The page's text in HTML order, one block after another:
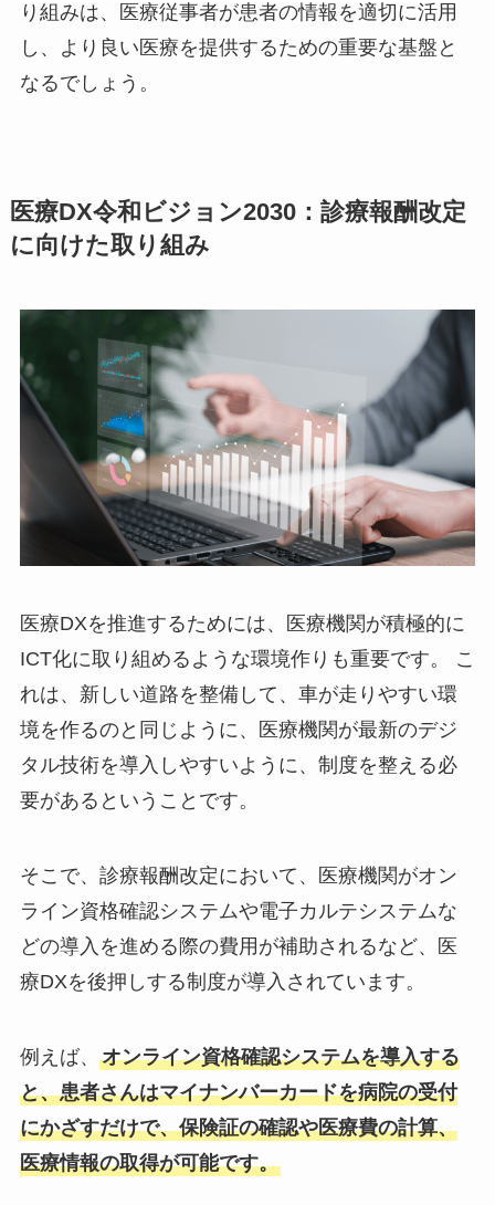
り組みは、医療従事者が患者の情報を適切に活用
し、より良い医療を提供するための重要な基盤と
なるでしょう。
医療DX令和ビジョン2030：診療報酬改定
に向けた取り組み
医療DXを推進するためには、医療機関が積極的に
ICT化に取り組めるような環境作りも重要です。 こ
れは、新しい道路を整備して、車が走りやすい環
境を作るのと同じように、医療機関が最新のデジ
タル技術を導入しやすいように、制度を整える必
要があるということです。
そこで、診療報酬改定において、医療機関がオン
ライン資格確認システムや電子カルテシステムな
どの導入を進める際の費用が補助されるなど、医
療DXを後押しする制度が導入されています。
例えば、 オンライン資格確認システムを導入する
と、患者さんはマイナンバーカードを病院の受付
にかざすだけで、保険証の確認や医療費の計算、
医療情報の取得が可能です。